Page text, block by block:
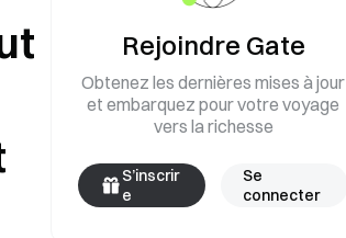
Rejoindre Gate
Obtenez les dernières mises à jour
et embarquez pour votre voyage
vers la richesse
S’inscrir
e
Se
connecter